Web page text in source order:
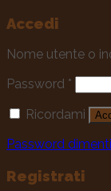
Accedi
Nome utente o
Password *
Ricordami
Password
Registrati